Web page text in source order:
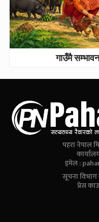
गाउँमै
पहरा नेपाल
इमेल :
सूचना
प्रेस